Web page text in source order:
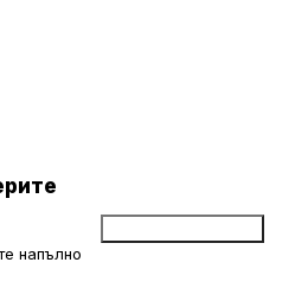
напълно